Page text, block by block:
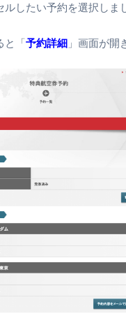
ルしたい予約を選択しま
と「予約詳細」画面が開